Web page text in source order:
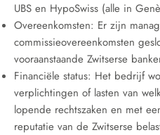
UBS en HypoSwiss (alle in
Overeenkomsten: Er zijn
commissieovereenkomsten
vooraanstaande Zwitserse
Financiële status: Het bedrijf
verplichtingen of lasten van
lopende rechtszaken en met
reputatie van de Zwitserse